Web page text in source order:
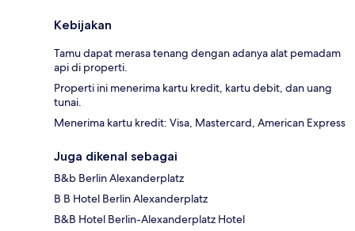
Kebijakan
Tamu dapat merasa tenang dengan adanya alat pemadam
api di properti.
Properti ini menerima kartu kredit, kartu debit, dan uang
tunai.
Menerima kartu kredit: Visa, Mastercard, American Express
Juga dikenal sebagai
B&b Berlin Alexanderplatz
B B Hotel Berlin Alexanderplatz
B&B Hotel Berlin-Alexanderplatz Hotel